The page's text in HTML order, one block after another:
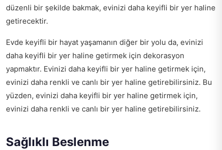
düzenli bir şekilde bakmak, evinizi daha keyifli bir yer haline
getirecektir.
Evde keyifli bir hayat yaşamanın diğer bir yolu da, evinizi
daha keyifli bir yer haline getirmek için dekorasyon
yapmaktır. Evinizi daha keyifli bir yer haline getirmek için,
evinizi daha renkli ve canlı bir yer haline getirebilirsiniz. Bu
yüzden, evinizi daha keyifli bir yer haline getirmek için,
evinizi daha renkli ve canlı bir yer haline getirebilirsiniz.
Sağlıklı Beslenme